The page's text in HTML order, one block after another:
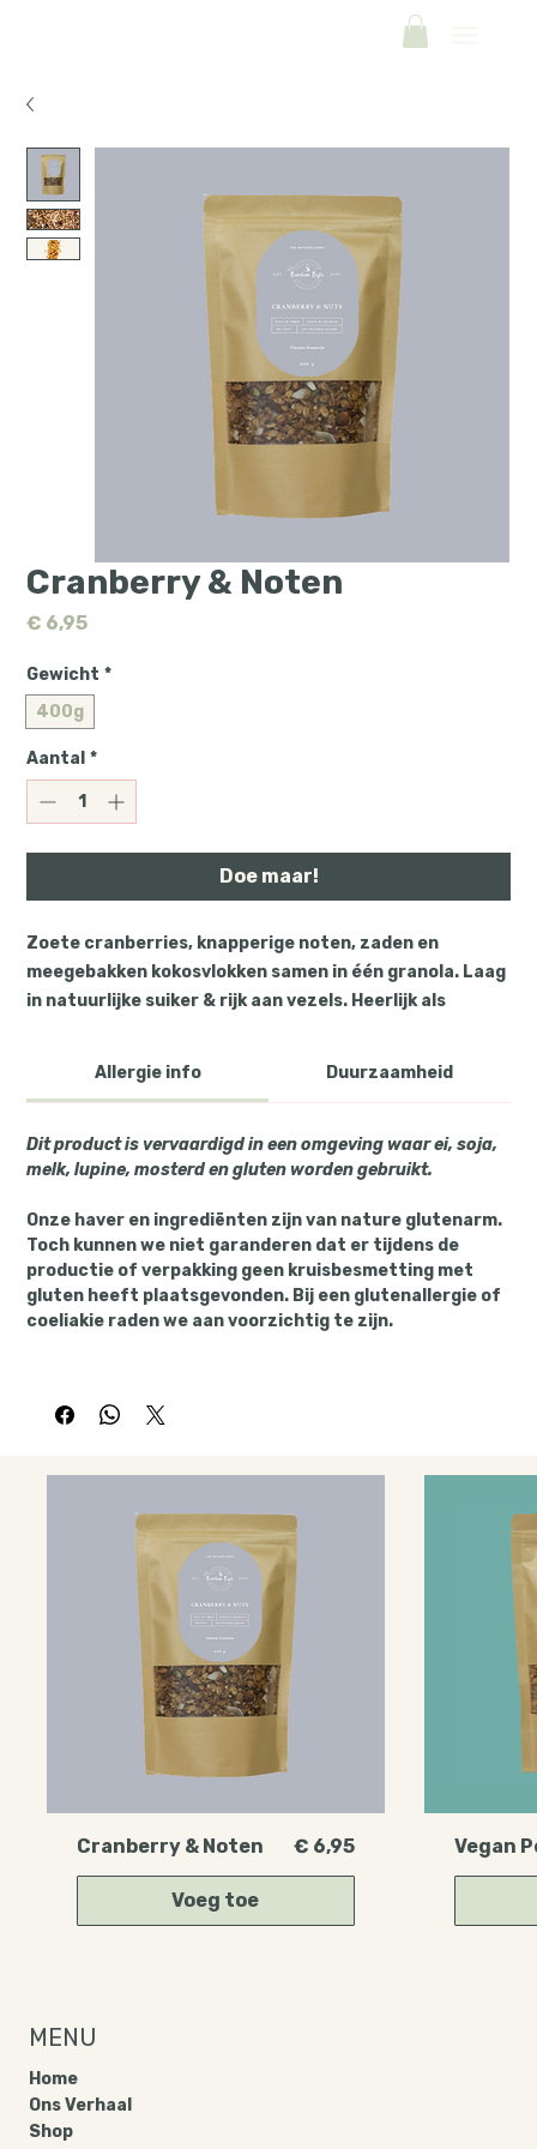
Cranberry & Noten Prijs
€ 6,95
Voeg toe
Vegan
Cranberry & Noten
€ 6,95Prijs
Gewicht *
400g
Aantal *
Doe maar!
Zoete cranberries, knapperige noten, zaden en
meegebakken kokosvlokken samen in één granola. Laag
in natuurlijke suiker & rijk aan vezels. Heerlijk als
Allergie info Duurzaamheid
Dit product is vervaardigd in een omgeving waar ei, soja,
melk, lupine, mosterd en gluten worden gebruikt.
Onze haver en ingrediënten zijn van nature glutenarm.
Toch kunnen we niet garanderen dat er tijdens de
productie of verpakking geen kruisbesmetting met
gluten heeft plaatsgevonden. Bij een glutenallergie of
coeliakie raden we aan voorzichtig te zijn.
MENU
Home
Ons Verhaal
Shop